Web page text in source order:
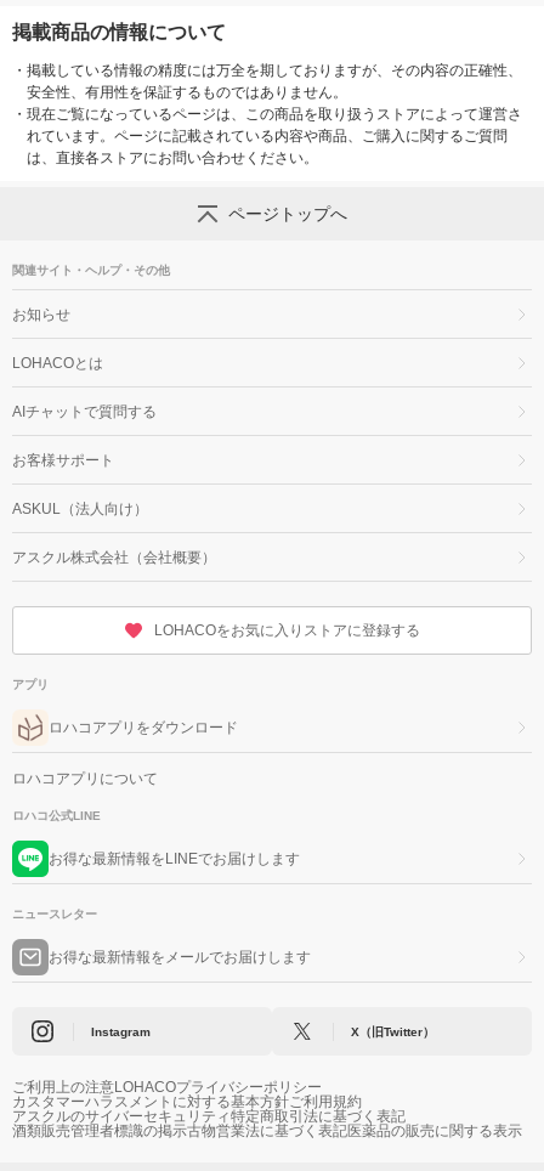
掲載商品の情報について
・ 掲載している情報の精度には万全を期しておりますが、その内容の正確性、
安全性、有用性を保証するものではありません。
・ 現在ご覧になっているページは、この商品を取り扱うストアによって運営さ
れています。ページに記載されている内容や商品、ご購入に関するご質問
は、直接各ストアにお問い合わせください。
ページトップへ
関連サイト・ヘルプ・その他
お知らせ
LOHACOとは
AIチャットで質問する
お客様サポート
ASKUL（法人向け）
アスクル株式会社（会社概要）
LOHACOをお気に入りストアに登録する
アプリ
ロハコアプリをダウンロード
ロハコアプリについて
ロハコ公式LINE
お得な最新情報をLINEでお届けします
ニュースレター
お得な最新情報をメールでお届けします
Instagram X（旧Twitter）
ご利用上の注意LOHACOプライバシーポリシー
カスタマーハラスメントに対する基本方針ご利用規約
アスクルのサイバーセキュリティ特定商取引法に基づく表記
酒類販売管理者標識の掲示古物営業法に基づく表記医薬品の販売に関する表示